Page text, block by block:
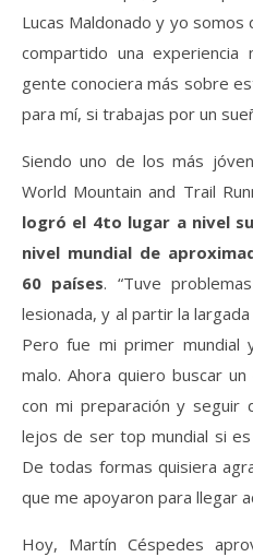
Lucas Maldonado y yo
compartido una experiencia
gente conociera más sobre
para mí, si trabajas por un
Siendo uno de los más
World Mountain and Trail
logró el 4to lugar a nivel
nivel mundial de
60 países. “Tuve
lesionada, y al partir la
Pero fue mi primer
malo. Ahora quiero buscar
con mi preparación y seguir
lejos de ser top mundial si
De todas formas quisiera
que me apoyaron para llegar
Hoy, Martín Céspedes